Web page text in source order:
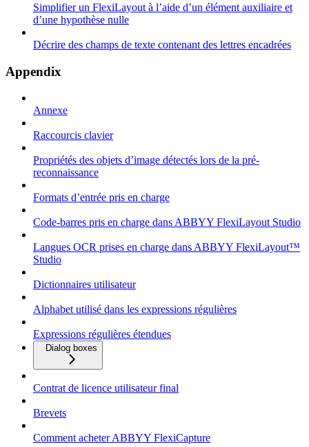
Simplifier un FlexiLayout à l’aide d’un élément auxiliaire et
d’une hypothèse nulle
Décrire des champs de texte contenant des lettres encadrées
Appendix
Annexe
Raccourcis clavier
Propriétés des objets d’image détectés lors de la pré-
reconnaissance
Formats d’entrée pris en charge
Code-barres pris en charge dans ABBYY FlexiLayout Studio
Langues OCR prises en charge dans ABBYY FlexiLayout™
Studio
Dictionnaires utilisateur
Alphabet utilisé dans les expressions régulières
Expressions régulières étendues
Dialog boxes
Contrat de licence utilisateur final
Brevets
Comment acheter ABBYY FlexiCapture